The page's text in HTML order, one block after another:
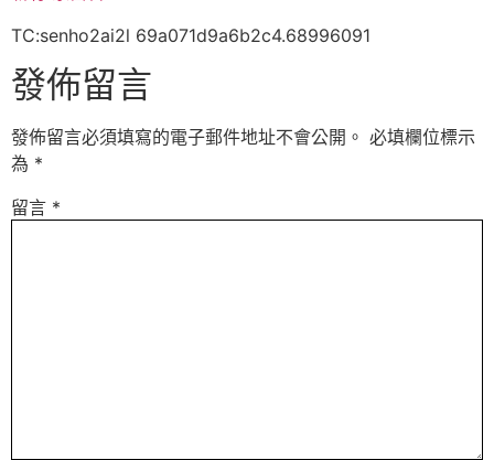
TC:senho2ai2l 69a071d9a6b2c4.68996091
發佈留言
發佈留言必須填寫的電子郵件地址不會公開。 必填欄位標示
為 *
留言 *